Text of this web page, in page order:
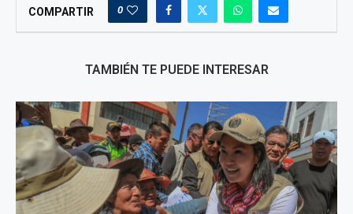
COMPARTIR 0
TAMBIÉN TE PUEDE INTERESAR